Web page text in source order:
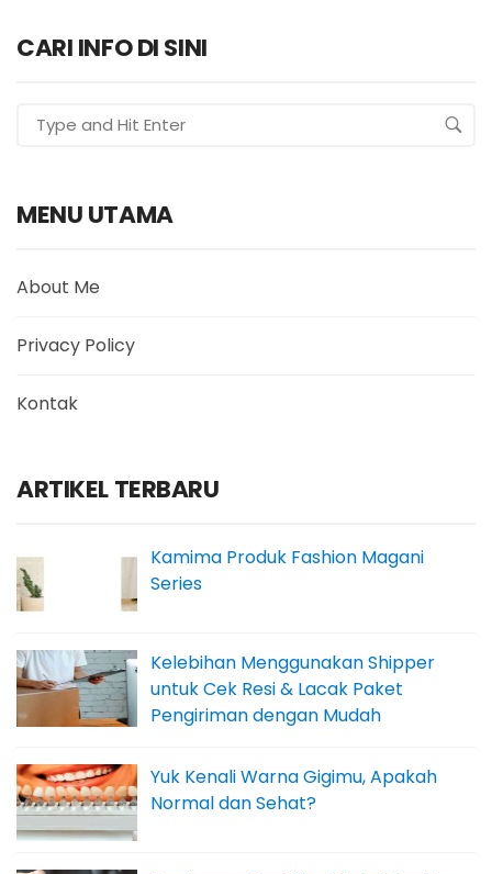
CARI INFO DI SINI
MENU UTAMA
About Me
Privacy Policy
Kontak
ARTIKEL TERBARU
Kamima Produk Fashion Magani
Series
Kelebihan Menggunakan Shipper
untuk Cek Resi & Lacak Paket
Pengiriman dengan Mudah
Yuk Kenali Warna Gigimu, Apakah
Normal dan Sehat?